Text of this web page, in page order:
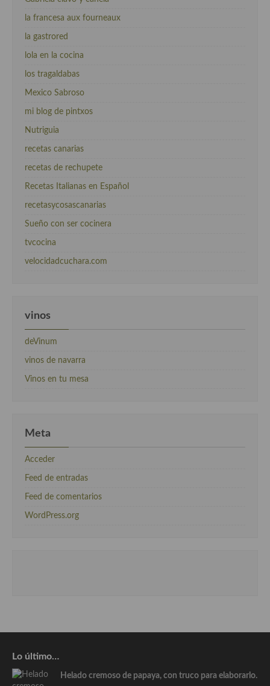
la francesa aux fourneaux
la gastrored
lola en la cocina
los tragaldabas
Mexico Sabroso
mi blog de pintxos
Nutriguia
recetas canarias
recetas de rechupete
Recetas Italianas en Español
recetasycosascanarias
Sueño con ser cocinera
tvcocina
velocidadcuchara.com
vinos
deVinum
vinos de navarra
Vinos en tu mesa
Meta
Acceder
Feed de entradas
Feed de comentarios
WordPress.org
Lo último…
Helado cremoso de papaya, con truco para elaborarlo.